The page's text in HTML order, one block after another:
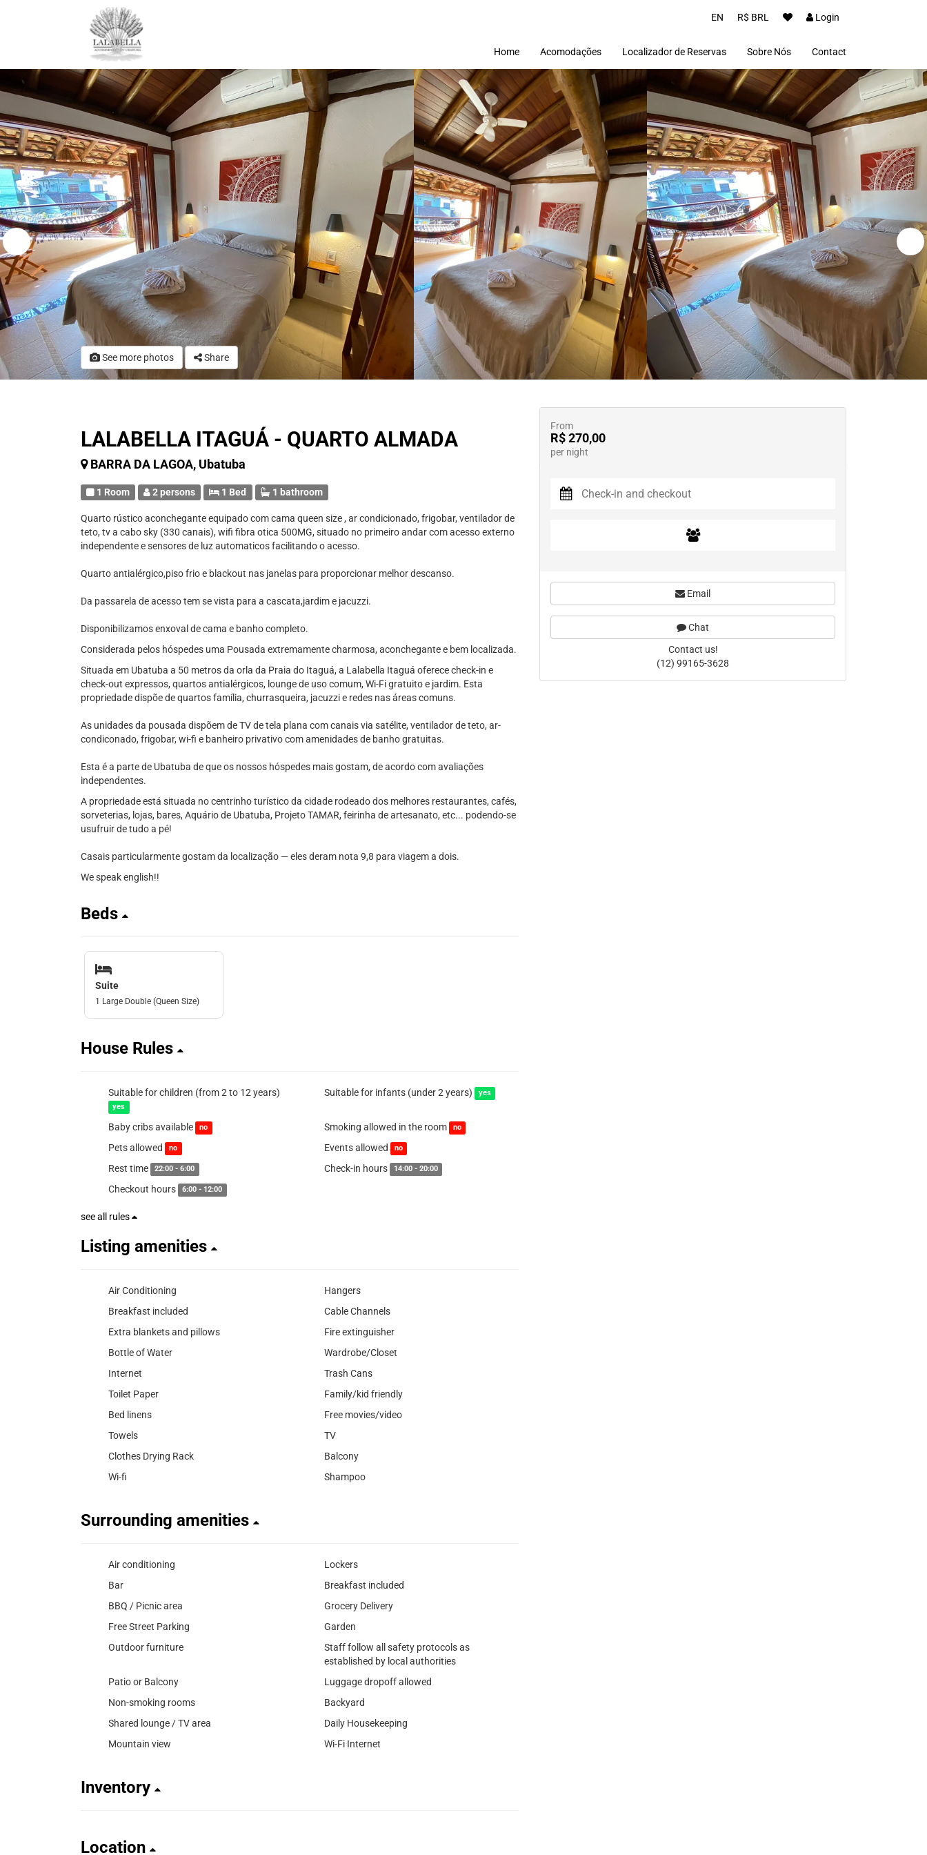
EN R$ BRL Login
Home Acomodações Localizador de Reservas Sobre Nós Contact
See more photos Share
LALABELLA ITAGUÁ - QUARTO ALMADA
BARRA DA LAGOA, Ubatuba
1 Room 2 persons 1 Bed 1 bathroom
Quarto rústico aconchegante equipado com cama queen size , ar condicionado, frigobar, ventilador de
teto, tv a cabo sky (330 canais), wifi fibra otica 500MG, situado no primeiro andar com acesso externo
independente e sensores de luz automaticos facilitando o acesso.
Quarto antialérgico,piso frio e blackout nas janelas para proporcionar melhor descanso.
Da passarela de acesso tem se vista para a cascata,jardim e jacuzzi.
Disponibilizamos enxoval de cama e banho completo.
Considerada pelos hóspedes uma Pousada extremamente charmosa, aconchegante e bem localizada.
Situada em Ubatuba a 50 metros da orla da Praia do Itaguá, a Lalabella Itaguá oferece check-in e
check-out expressos, quartos antialérgicos, lounge de uso comum, Wi-Fi gratuito e jardim. Esta
propriedade dispõe de quartos família, churrasqueira, jacuzzi e redes nas áreas comuns.
As unidades da pousada dispõem de TV de tela plana com canais via satélite, ventilador de teto, ar-
condiconado, frigobar, wi-fi e banheiro privativo com amenidades de banho gratuitas.
Esta é a parte de Ubatuba de que os nossos hóspedes mais gostam, de acordo com avaliações
independentes.
A propriedade está situada no centrinho turístico da cidade rodeado dos melhores restaurantes, cafés,
sorveterias, lojas, bares, Aquário de Ubatuba, Projeto TAMAR, feirinha de artesanato, etc... podendo-se
usufruir de tudo a pé!
Casais particularmente gostam da localização — eles deram nota 9,8 para viagem a dois.
We speak english!!
Beds
Suite
1 Large Double (Queen Size)
House Rules
Suitable for children (from 2 to 12 years)
yes
Suitable for infants (under 2 years) yes
Baby cribs available no Smoking allowed in the room no
Pets allowed no Events allowed no
Rest time 22:00 - 6:00 Check-in hours 14:00 - 20:00
Checkout hours 6:00 - 12:00
see all rules
Listing amenities
Air Conditioning
Hangers
Breakfast included
Cable Channels
Extra blankets and pillows
Fire extinguisher
Bottle of Water
Wardrobe/Closet
Internet
Trash Cans
Toilet Paper
Family/kid friendly
Bed linens
Free movies/video
Towels
TV
Clothes Drying Rack
Balcony
Wi-fi
Shampoo
Surrounding amenities
Air conditioning
Lockers
Bar
Breakfast included
BBQ / Picnic area
Grocery Delivery
Free Street Parking
Garden
Outdoor furniture
Staff follow all safety protocols as
established by local authorities
Patio or Balcony
Luggage dropoff allowed
Non-smoking rooms
Backyard
Shared lounge / TV area
Daily Housekeeping
Mountain view
Wi-Fi Internet
Inventory
Location
From
R$ 270,00
per night
Email
Chat
Contact us!
(12) 99165-3628